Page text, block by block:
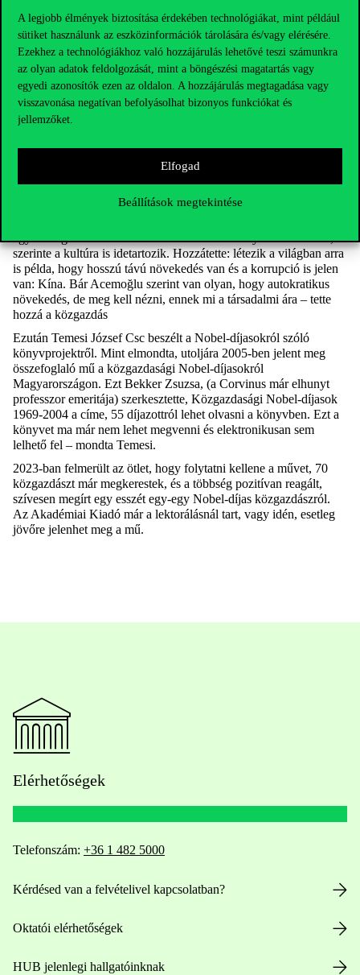
A legjobb élmények biztosítása érdekében technológiákat, mint például
sütiket használunk az eszközinformációk tárolására és/vagy elérésére.
Ezekhez a technológiákhoz való hozzájárulás lehetővé teszi számunkra
az olyan adatok feldolgozását, mint a böngészési magatartás vagy
egyedi azonosítók ezen az oldalon. A hozzájárulás megtagadása vagy
visszavonása negatívan befolyásolhat bizonyos funkciókat és
jellemzőket.
Elfogad
Beállítások megtekintése
szociológus, aTransparencyInternational Magyarország
ügyvezetője előadásának a címe. Martin beszélt a magyar
autokrácia természetrajzáról – véleménye szerint a magyar állami
intézményrendszer kirekesztő, a fékek és ellensúlyok rendszerét
kiiktatták, az államigazgatás szélsőségesen központosított,
jellemző a testreszabott jogalkotás, a hanyatló médiaszabadság, a
magyar korrupció központosított és rendszerszintű, ami
a piacokat, intézményeket és normákat. Magyarországot sajnos
rendszeren, az alapítványi vagyonkimentéssel és a magántőke-
alapok segítségével –mint a közgazdász hangsúlyozta, itt sok
ezermilliárdról van szó.
egy ország sikerében csak az inkluzív intézmények számítanak,
szerinte a kultúra is idetartozik. Hozzátette: létezik a világban arra
is példa, hogy hosszú távú növekedés van és a korrupció is jelen
van: Kína. BárAcemoğlu szerint van olyan, hogy autokratikus
növekedés, de meg kell nézni, ennek mi a társadalmi ára – tette
hozzá a közgazdás
Ezután Temesi József Csc beszélt a Nobel-díjasokról szóló
könyvprojektről. Mint elmondta, utoljára 2005-ben jelent meg
összefoglaló mű a közgazdasági Nobel-díjasokról
Magyarországon. Ezt BekkerZsuzsa, (a Corvinus már elhunyt
professzoremeritája) szerkesztette, Közgazdasági Nobel-díjasok
1969-2004 a címe, 55 díjazottról lehet olvasni a könyvben. Ezt a
könyvet ma már nem lehet megvenni és elektronikusan sem
lelhető fel – mondta Temesi.
2023-ban felmerült az ötlet, hogy folytatni kellene a művet, 70
közgazdászt már megkerestek, és a többség pozitívan reagált,
szívesen megírt egy esszét egy-egy Nobel-díjas közgazdászról.
Az Akadémiai Kiadó már a lektorálásnál tart, vagy idén, esetleg
jövőre jelenhet meg a mű.
Elérhetőségek
Telefonszám: +36 1 482 5000
Kérdésed van a felvételivel kapcsolatban?
Oktatói elérhetőségek
HUB jelenlegi hallgatóinknak